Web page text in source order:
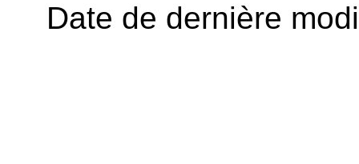
Date de dernière